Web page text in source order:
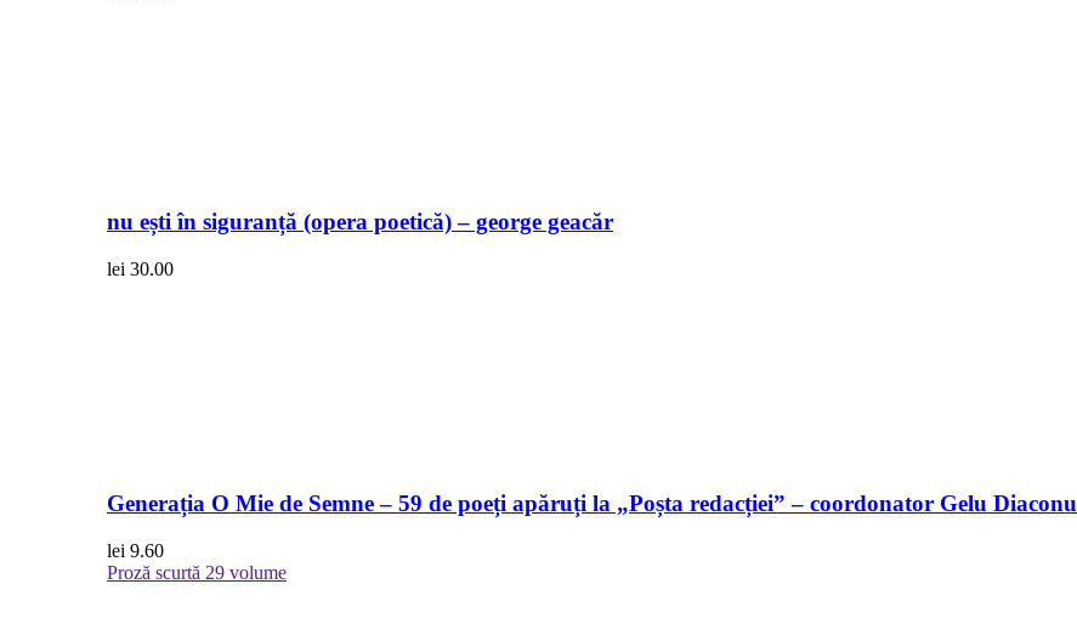
nu ești în siguranță (opera poetică) – george geacăr
lei 30.00
Generația O Mie de Semne – 59 de poeți apăruți la „Poșta redacției” – coordonator Gelu Diaconu
lei 9.60
Proză scurtă 29 volume